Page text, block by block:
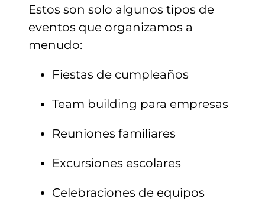
Estos son solo algunos tipos de
eventos que organizamos a
menudo:
Fiestas de cumpleaños
Team building para empresas
Reuniones familiares
Excursiones escolares
Celebraciones de equipos